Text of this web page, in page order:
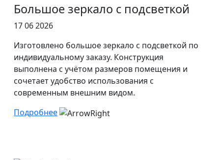
Большое зеркало с подсветкой
17 06 2026
Изготовлено большое зеркало с подсветкой по
индивидуальному заказу. Конструкция
выполнена с учётом размеров помещения и
сочетает удобство использования с
современным внешним видом.
Подробнее